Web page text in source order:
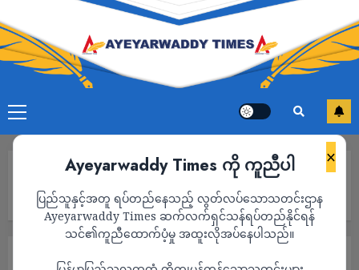
×
Ayeyarwaddy Times ကို ကူညီပါ
ပြည်သူနှင့်အတူ ရပ်တည်နေသည့် လွတ်လပ်သောသတင်းဌာန
Ayeyarwaddy Times ဆက်လက်ရှင်သန်ရပ်တည်နိုင်ရန်
သင်၏ကူညီထောက်ပံ့မှု အထူးလိုအပ်နေပါသည်။
ကအဆင်းမိုင်းဆွဲခံရလို့ ၅၀ ကျော် သေဆုံး